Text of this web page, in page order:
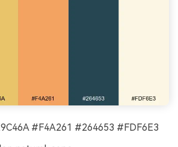
#F4A261 #264653 #FDF6E3